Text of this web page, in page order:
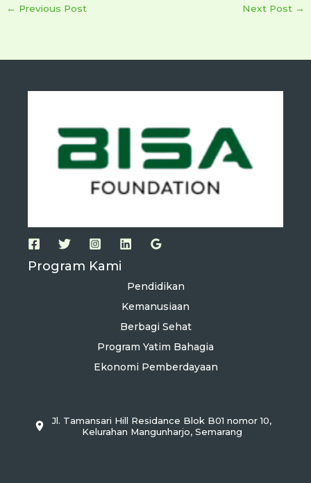
← Previous Post Next Post →
Program Kami
Pendidikan
Kemanusiaan
Berbagi Sehat
Program Yatim Bahagia
Ekonomi Pemberdayaan
Jl. Tamansari Hill Residance Blok B01 nomor 10,
Kelurahan Mangunharjo, Semarang